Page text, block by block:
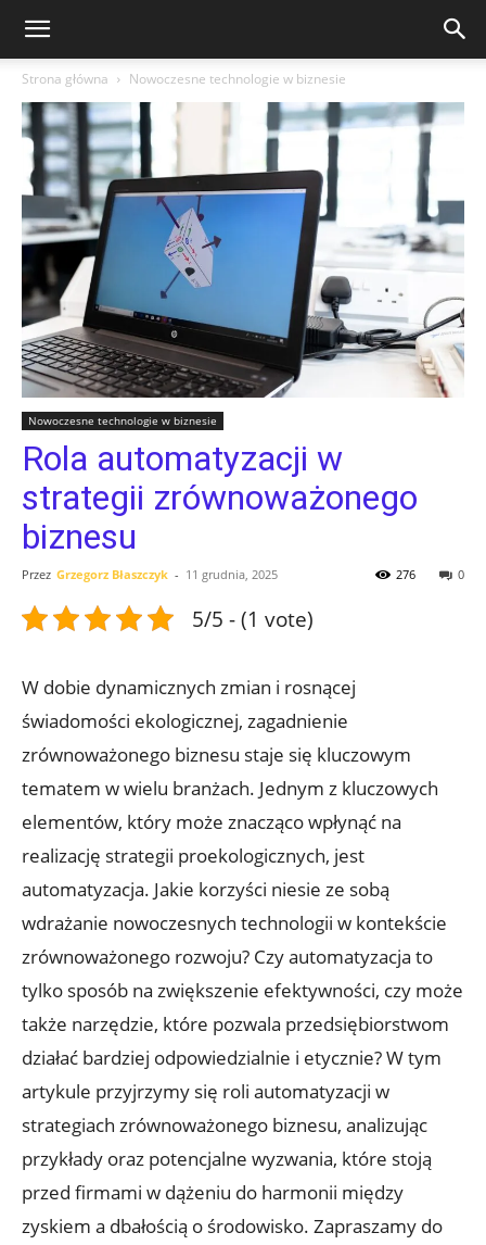
Strona główna Nowoczesne technologie w biznesie
Nowoczesne technologie w biznesie
Rola automatyzacji w
strategii zrównoważonego
biznesu
Przez Grzegorz Błaszczyk - 11 grudnia, 2025 0
276
5/5 - (1 vote)
W dobie dynamicznych zmian i rosnącej
świadomości ekologicznej, zagadnienie
zrównoważonego biznesu staje się kluczowym
tematem w wielu branżach. Jednym z kluczowych
elementów, który może znacząco wpłynąć na
realizację strategii proekologicznych, jest
automatyzacja. Jakie korzyści niesie ze sobą
wdrażanie nowoczesnych technologii w kontekście
zrównoważonego rozwoju? Czy automatyzacja to
tylko sposób na zwiększenie efektywności, czy może
także narzędzie, które pozwala przedsiębiorstwom
działać bardziej odpowiedzialnie i etycznie? W tym
artykule przyjrzymy się roli automatyzacji w
strategiach zrównoważonego biznesu, analizując
przykłady oraz potencjalne wyzwania, które stoją
przed firmami w dążeniu do harmonii między
zyskiem a dbałością o środowisko. Zapraszamy do